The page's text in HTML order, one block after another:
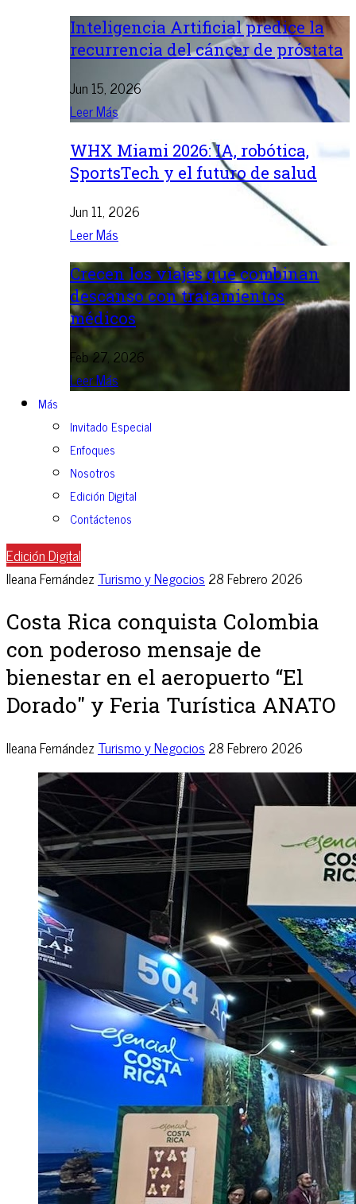
Inteligencia Artificial predice la
recurrencia del cáncer de próstata
Jun 15, 2026
Leer Más
WHX Miami 2026: IA, robótica,
SportsTech y el futuro de salud
Jun 11, 2026
Leer Más
Crecen los viajes que combinan
descanso con tratamientos
médicos
Feb 27, 2026
Leer Más
Más
Invitado Especial
Enfoques
Nosotros
Edición Digital
Contáctenos
Edición Digital
Ileana Fernández Turismo y Negocios 28 Febrero 2026
Costa Rica conquista Colombia
con poderoso mensaje de
bienestar en el aeropuerto “El
Dorado" y Feria Turística ANATO
Ileana Fernández Turismo y Negocios 28 Febrero 2026